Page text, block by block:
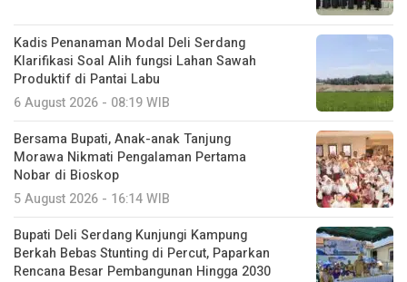
Kadis Penanaman Modal Deli Serdang
Klarifikasi Soal Alih fungsi Lahan Sawah
Produktif di Pantai Labu
6 August 2026 - 08:19 WIB
Bersama Bupati, Anak-anak Tanjung
Morawa Nikmati Pengalaman Pertama
Nobar di Bioskop
5 August 2026 - 16:14 WIB
Bupati Deli Serdang Kunjungi Kampung
Berkah Bebas Stunting di Percut, Paparkan
Rencana Besar Pembangunan Hingga 2030